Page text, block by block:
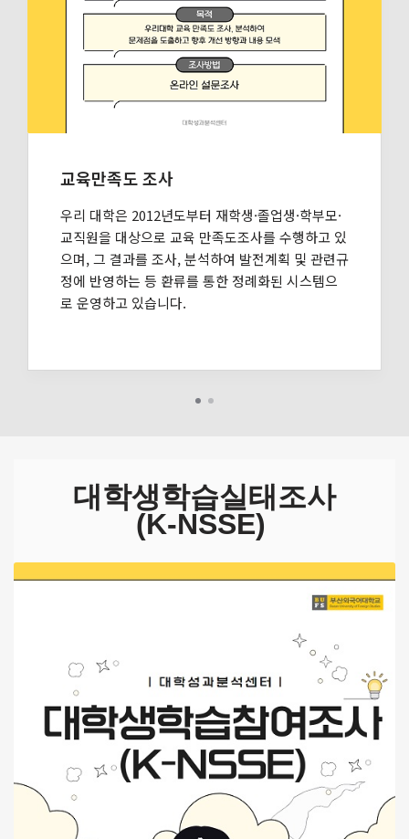
교육만족도 조사
우리 대학은 2012년도부터 재학생·졸업생·학부모·
교직원을 대상으로 교육 만족도조사를 수행하고 있
으며, 그 결과를 조사, 분석하여 발전계획 및 관련규
정에 반영하는 등 환류를 통한 정례화된 시스템으
로 운영하고 있습니다.
대학생학습실태조사
(K-NSSE)